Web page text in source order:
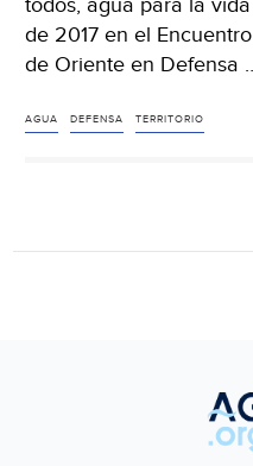
todos, agua para la
de 2017 en el
de Oriente en Defensa
AGUA DEFENSA TERRITORIO